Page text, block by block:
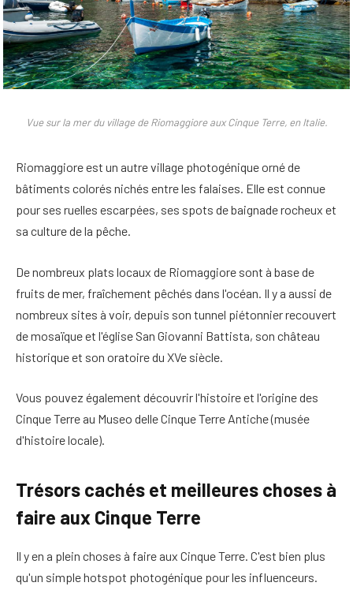
Vue sur la mer du village de Riomaggiore aux Cinque Terre, en Italie.
Riomaggiore est un autre village photogéniqueorné de
bâtiments colorés nichés entre les falaises. Elle est connue
pour ses ruelles escarpées, ses spots de baignade rocheux et
sa culture de la pêche.
De nombreux plats locaux de Riomaggiore sont à base de
fruits de mer, fraîchement pêchés dans l'océan. Il y a aussi de
nombreux sites à voir, depuis son tunnel piétonnier recouvert
de mosaïqueet l'église San Giovanni Battista, son château
historique et son oratoire du XVe siècle.
Vous pouvez également découvrir l'histoire et l'origine des
Cinque Terre au Museo delle Cinque Terre Antiche (musée
d'histoire locale).
Trésors cachés et meilleures choses à
faire aux Cinque Terre
Il y en a plein choses à faire aux Cinque Terre. C'est bien plus
qu'un simple hotspot photogénique pour les influenceurs.